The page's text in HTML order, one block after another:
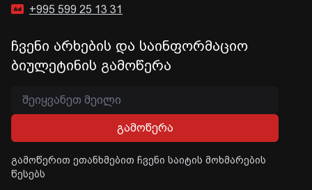
+995 599 25 13 31
ჩვენი არხების და საინფორმაციო
ბიულეტინის გამოწერა
გამოწერა
გამოწერით ეთანხმებით ჩვენი საიტის მოხმარების
წესებს